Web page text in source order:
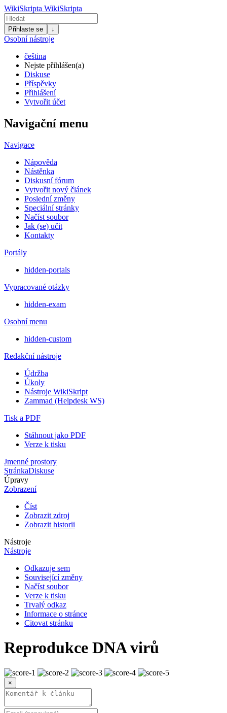
WikiSkripta WikiSkripta
Přihlaste se ↓
Osobní nástroje
čeština
Nejste přihlášen(a)
Diskuse
Příspěvky
Přihlášení
Vytvořit účet
Navigační menu
Navigace
Nápověda
Nástěnka
Diskusní fórum
Vytvořit nový článek
Poslední změny
Speciální stránky
Načíst soubor
Jak (se) učit
Kontakty
Portály
hidden-portals
Vypracované otázky
hidden-exam
Osobní menu
hidden-custom
Redakční nástroje
Údržba
Úkoly
Nástroje WikiSkript
Zammad (Helpdesk WS)
Tisk a PDF
Stáhnout jako PDF
Verze k tisku
Jmenné prostory
StránkaDiskuse
Úpravy
Zobrazení
Číst
Zobrazit zdroj
Zobrazit historii
Nástroje
Nástroje
Odkazuje sem
Související změny
Načíst soubor
Verze k tisku
Trvalý odkaz
Informace o stránce
Citovat stránku
Reprodukce DNA virů
×